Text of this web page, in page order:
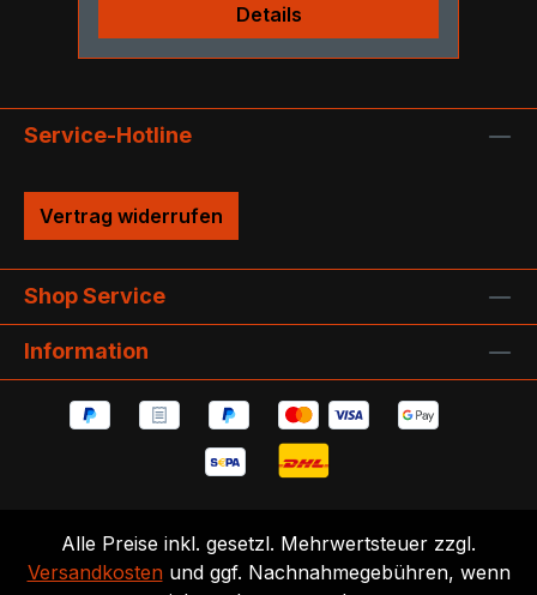
Details
Service-Hotline
Vertrag widerrufen
Shop Service
Information
Alle Preise inkl. gesetzl. Mehrwertsteuer zzgl.
Versandkosten und ggf. Nachnahmegebühren, wenn